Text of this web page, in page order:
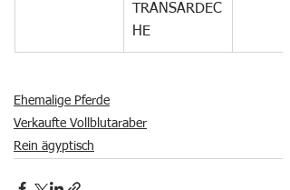
TRANSARDEC
HE
Ehemalige Pferde
Verkaufte Vollblutaraber
Rein ägyptisch